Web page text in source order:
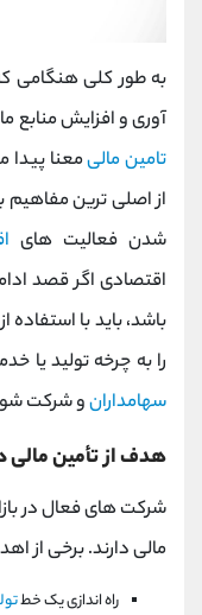
به طور کلی هنگامی
آوری و افزایش منابع
تامین مالیمعنا پیدا
از اصلی ترین
شدن فعالیت های
اقتصادی اگر قصد
باشد، باید با
را به چرخه تولید یا
سهامدارانو شرکت
هدف از تأمین
شرکت های فعال در
مالی دارند. برخی از
راه اندازی یک خط